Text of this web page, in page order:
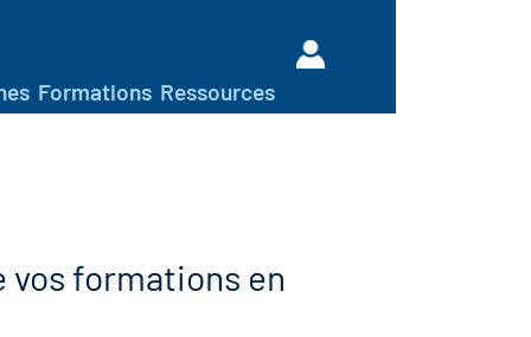
Formations Ressources
formations en